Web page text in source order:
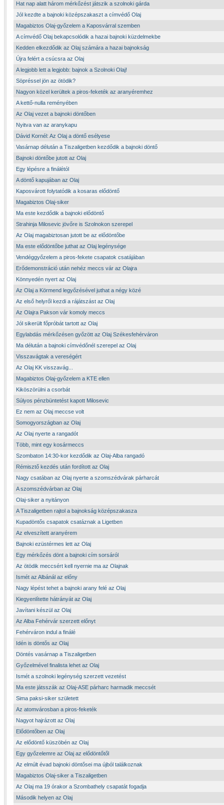
Hat nap alatt három mérkőzést játszik a szolnoki gárda
Jól kezdte a bajnoki középszakaszt a címvédő Olaj
Magabiztos Olaj-győzelem a Kaposvárral szemben
A címvédő Olaj bekapcsolódik a hazai bajnoki küzdelmekbe
Kedden elkezdődik az Olaj számára a hazai bajnokság
Újra felért a csúcsra az Olaj
A legjobb lett a legjobb: bajnok a Szolnoki Olaj!
Söpréssel jön az ötödik?
Nagyon közel kerültek a piros-feketék az aranyéremhez
A kettő-nulla reményében
Az Olaj vezet a bajnoki döntőben
Nyitva van az aranykapu
Dávid Kornél: Az Olaj a döntő esélyese
Vasárnap délután a Tiszaligetben kezdődik a bajnoki döntő
Bajnoki döntőbe jutott az Olaj
Egy lépésre a finálétól
A döntő kapujában az Olaj
Kaposvárott folytatódik a kosaras elődöntő
Magabiztos Olaj-siker
Ma este kezdődik a bajnoki elődöntő
Strahinja Milosevic jövőre is Szolnokon szerepel
Az Olaj magabiztosan jutott be az elődöntőbe
Ma este elődöntőbe juthat az Olaj legénysége
Vendéggyőzelem a piros-fekete csapatok csatájában
Erődemonstráció után nehéz meccs vár az Olajra
Könnyedén nyert az Olaj
Az Olaj a Körmend legyőzésével juthat a négy közé
Az első helyről kezdi a rájátszást az Olaj
Az Olajra Pakson vár komoly meccs
Jól sikerült főpróbát tartott az Olaj
Egylabdás mérkőzésen győzött az Olaj Székesfehérváron
Ma délután a bajnoki címvédőnél szerepel az Olaj
Visszavágtak a vereségért
Az Olaj KK visszavág...
Magabiztos Olaj-győzelem a KTE ellen
Kiköszörülni a csorbát
Súlyos pénzbüntetést kapott Milosevic
Ez nem az Olaj meccse volt
Somogyországban az Olaj
Az Olaj nyerte a rangadót
Több, mint egy kosármeccs
Szombaton 14:30-kor kezdődik az Olaj-Alba rangadó
Rémisztő kezdés után fordított az Olaj
Nagy csatában az Olaj nyerte a szomszédvárak párharcát
A szomszédvárban az Olaj
Olaj-siker a nyitányon
A Tiszaligetben rajtol a bajnokság középszakasza
Kupadöntős csapatok csatáznak a Ligetben
Az elveszített aranyérem
Bajnoki ezüstérmes lett az Olaj
Egy mérkőzés dönt a bajnoki cím sorsáról
Az ötödik meccsért kell nyernie ma az Olajnak
Ismét az Albánál az előny
Nagy lépést tehet a bajnoki arany felé az Olaj
Kiegyenlítette hátrányát az Olaj
Javítani készül az Olaj
Az Alba Fehérvár szerzett előnyt
Fehérváron indul a finálé
Idén is döntős az Olaj
Döntés vasárnap a Tiszaligetben
Győzelmével finalista lehet az Olaj
Ismét a szolnoki legénység szerzett vezetést
Ma este játsszák az Olaj-ASE párharc harmadik meccsét
Sima paksi-siker született
Az atomvárosban a piros-feketék
Nagyot hajrázott az Olaj
Elődöntőben az Olaj
Az elődöntő küszöbén az Olaj
Egy győzelemre az Olaj az elődöntőtől
Az elmúlt évad bajnoki döntősei ma újból találkoznak
Magabiztos Olaj-siker a Tiszaligetben
Az Olaj ma 19 órakor a Szombathely csapatát fogadja
Második helyen az Olaj